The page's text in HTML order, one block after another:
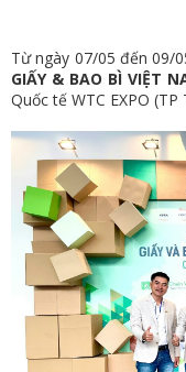
Từ ngày 07/05 đến 09/
GIẤY & BAO BÌ VIỆT
Quốc tế WTC EXPO